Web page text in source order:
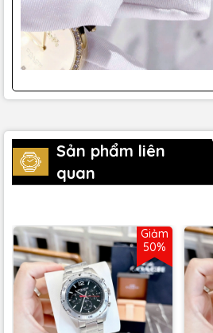
Sản phẩm liên
quan
Giảm
50%